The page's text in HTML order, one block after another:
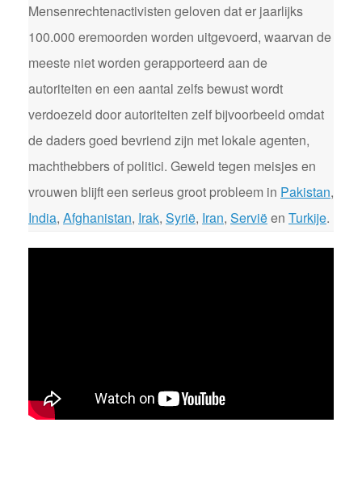
Mensenrechtenactivisten geloven dat er jaarlijks
100.000 eremoorden worden uitgevoerd, waarvan de
meeste niet worden gerapporteerd aan de
autoriteiten en een aantal zelfs bewust wordt
verdoezeld door autoriteiten zelf bijvoorbeeld omdat
de daders goed bevriend zijn met lokale agenten,
machthebbers of politici. Geweld tegen meisjes en
vrouwen blijft een serieus groot probleem in Pakistan,
India, Afghanistan, Irak, Syrië, Iran, Serviëen Turkije.